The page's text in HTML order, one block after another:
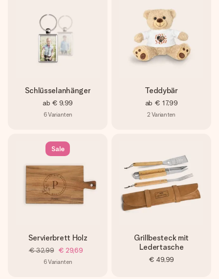
Schlüsselanhänger
ab € 9,99
6Varianten
Teddybär
ab € 17,99
2 Varianten
Sale
Servierbrett Holz
€ 32,99 € 29,69
6Varianten
Grillbesteck mit
Ledertasche
€ 49,99